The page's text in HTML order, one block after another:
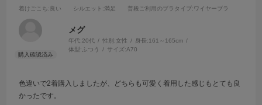
着けごこち:良い シルエット :満足 普段ご利用のブラタイプ :ワイヤーブラ
メグ
年代:20代 性別:女性 身長:161～165cm
体型: ふつう サイズ:A70
色違いで2着購入しましたが、どちらも可愛く着用した感じもとても良
かったです。